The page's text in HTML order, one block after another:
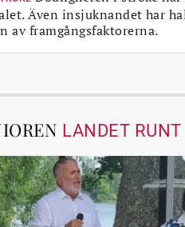
Även insjuknandet har
av framgångsfaktorerna.
LANDET RUNT